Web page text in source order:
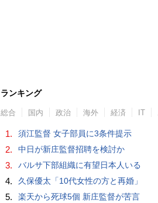
ランキング
総合 国内 政治 海外 経済 IT
1. 須江監督 女子部員に3条件提示
2. 中日が新庄監督招聘を検討か
3. バルサ下部組織に有望日本人いる
4. 久保優太「10代女性の方と再婚」
5. 楽天から死球5個 新庄監督が苦言